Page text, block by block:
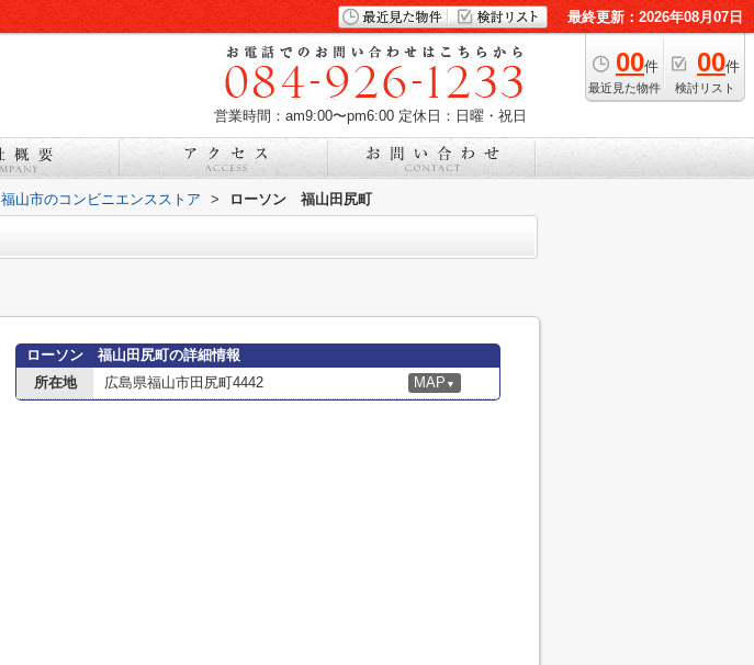
最終更新：2026年08月07日
00件
最近見た物件
00件
検討リスト
営業時間：am9:00〜pm6:00 定休日：日曜・祝日
福山市のコンビニエンスストア > ローソン 福山田尻町
ローソン 福山田尻町の詳細情報
所在地
広島県福山市田尻町4442 MAP ▼